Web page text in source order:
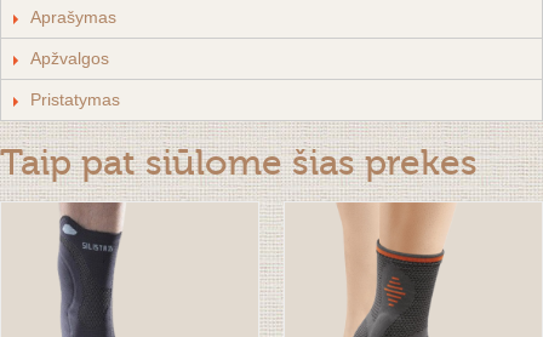
Aprašymas
Apžvalgos
Pristatymas
Taip pat siūlome šias prekes